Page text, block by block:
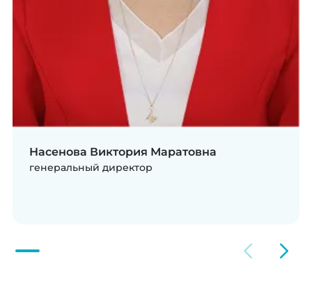
Насенова Виктория Маратовна
генеральный директор